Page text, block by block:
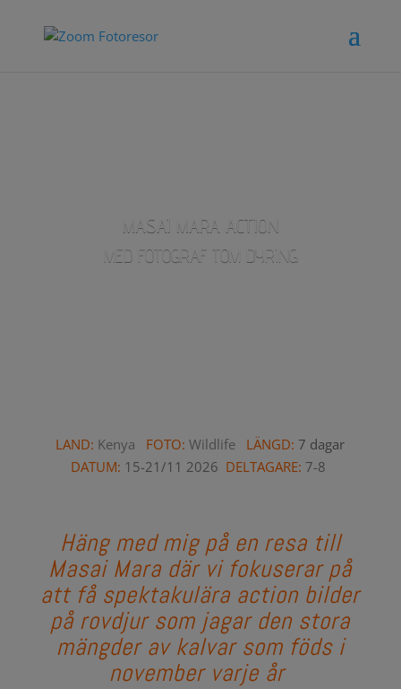
MASAI MARA ACTION
MED FOTOGRAF TOM DYRING
LAND: Kenya FOTO:Wildlife LÄNGD: 7 dagar
DATUM: 15-21/11 2026 DELTAGARE: 7-8
Häng med mig på en resa till
Masai Mara där vi fokuserar på
att få spektakulära action bilder
på rovdjur som jagar den stora
mängder av kalvar som föds i
november varje år